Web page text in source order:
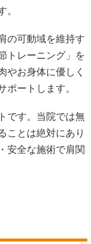
。
の可動域を維持す
トレーニング」を
やお身体に優しく
ポートします。
です。当院では無
ことは絶対にあり
安全な施術で肩関